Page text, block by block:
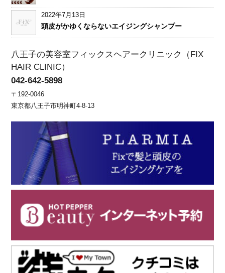
2022年7月13日
頭皮がかゆくならないエイジングシャンプー
八王子の美容室フィックスヘアークリニック（FIX
HAIR CLINIC）
042-642-5898
〒192-0046
東京都八王子市明神町4-8-13